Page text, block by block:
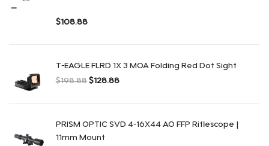
–
$108.88
T-EAGLE FLRD 1X 3 MOA Folding Red Dot Sight
$198.88 $128.88
PRISM OPTIC SVD 4-16X44 AO FFP Riflescope |
11mm Mount